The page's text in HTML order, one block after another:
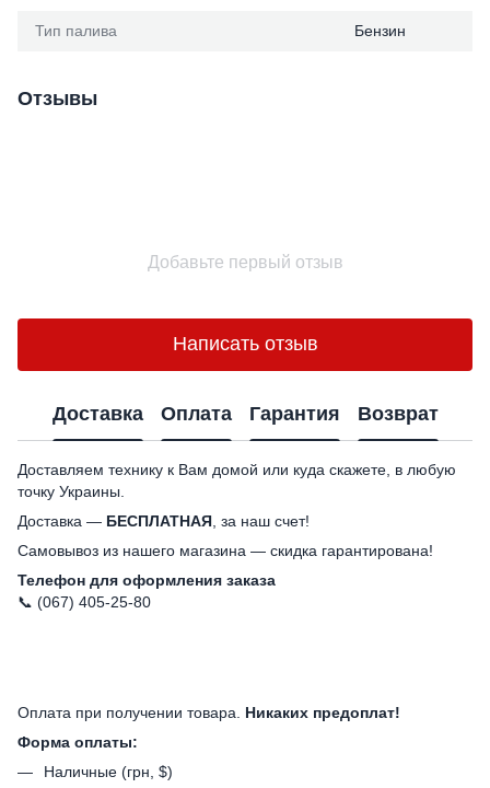
Тип палива Бензин
Отзывы
Добавьте первый отзыв
Написать отзыв
Доставка Оплата Гарантия Возврат
Доставляем технику к Вам домой или куда скажете, в любую
точку Украины.
Доставка — БЕСПЛАТНАЯ , за наш счет!
Самовывоз из нашего магазина — скидка гарантирована!
Телефон для оформления заказа
📞 (067) 405-25-80
Оплата при получении товара. Никаких предоплат!
Форма оплаты:
Наличные (грн, $)